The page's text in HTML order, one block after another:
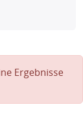
Ergebnisse